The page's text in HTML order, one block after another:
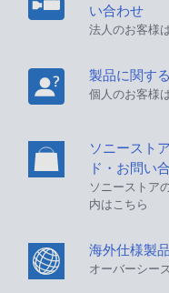
い合わせ
法人のお客様
製品に関す
個人のお客様
ソニースト
ド・お問い
ソニーストア
内はこちら
海外仕様製品
オーバーシー